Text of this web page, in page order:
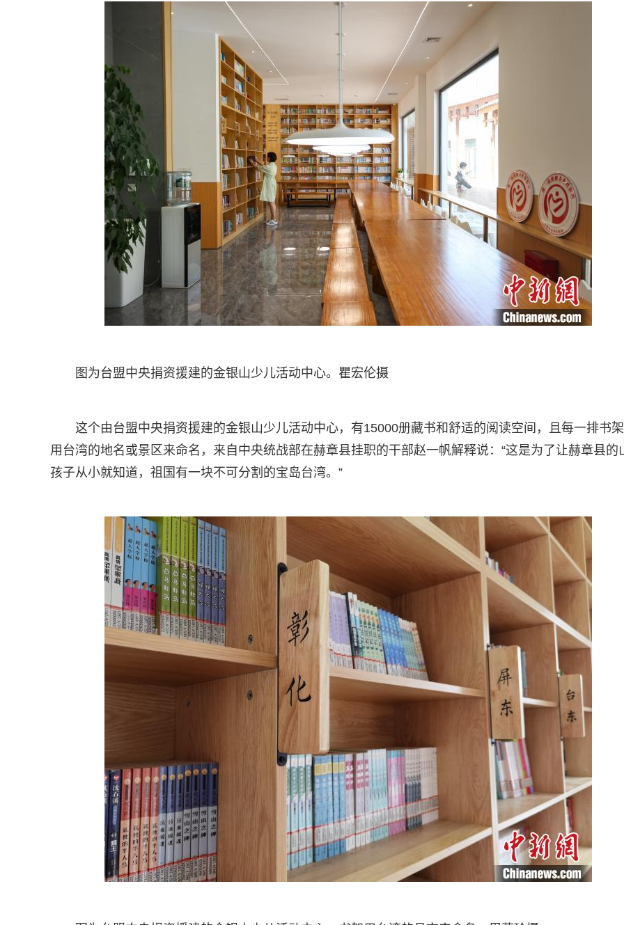
图为台盟中央捐资援建的金银山少儿活动中心。瞿宏伦摄
这个由台盟中央捐资援建的金银山少儿活动中心，有15000册藏书和舒适的阅读空间，且每一排书
用台湾的地名或景区来命名，来自中央统战部在赫章县挂职的干部赵一帆解释说：“这是为了让赫章县的
孩子从小就知道，祖国有一块不可分割的宝岛台湾。”